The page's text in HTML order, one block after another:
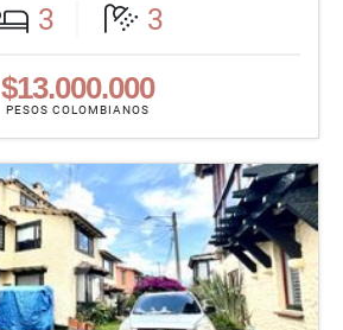
3 3
$13.000.000
PESOS COLOMBIANOS